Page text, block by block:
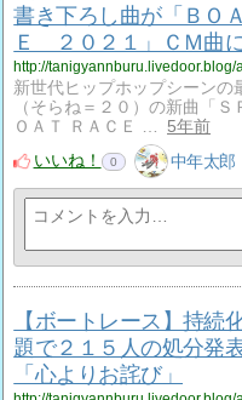
書き下ろし曲が「ＢＯ
Ｅ ２０２１」ＣＭ曲
新世代ヒップホップシーンの
（そらね＝２０）の新曲「Ｓ
ＯＡＴ ＲＡＣＥ …
5年前
いいね！
0 中年太郎
【ボートレース】持続
題で２１５人の処分発
「心よりお詫び」